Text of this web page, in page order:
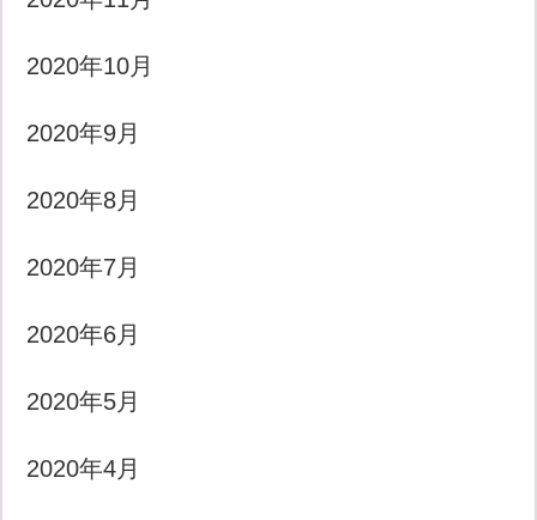
2020年10月
2020年9月
2020年8月
2020年7月
2020年6月
2020年5月
2020年4月